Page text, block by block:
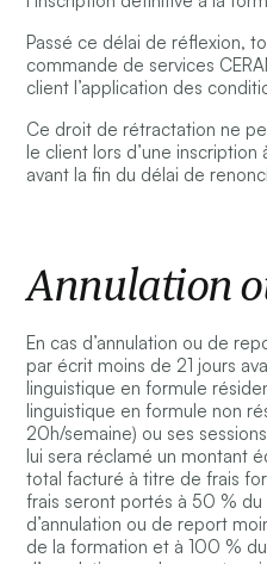
Passé ce délai de réflexion,
commande de services
client l’application des
Ce droit de rétractation ne
le client lors d’une
avant la fin du délai de
Annulation
En cas d’annulation ou de
par écrit moins de 21 jours
linguistique en formule
linguistique en formule non
20h/semaine) ou ses
lui sera réclamé un montant
total facturé à titre de frais
frais seront portés à 50 %
d’annulation ou de report
de la formation et à 100 %